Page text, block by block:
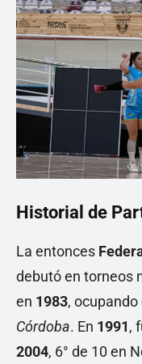
Historial de
La entonces
debutó en torneos
en 1983,
Córdoba. En 1991,
2004, 6° de 10 en